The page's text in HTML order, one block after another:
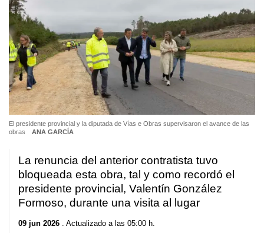
El presidente provincial y la diputada de Vías e Obras supervisaron el avance de las
obras
ANA GARCÍA
La renuncia del anterior contratista tuvo
bloqueada esta obra, tal y como recordó el
presidente provincial, Valentín González
Formoso, durante una visita al lugar
09 jun 2026 . Actualizado a las 05:00 h.